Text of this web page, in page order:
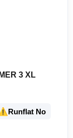
3 XL
Runflat No